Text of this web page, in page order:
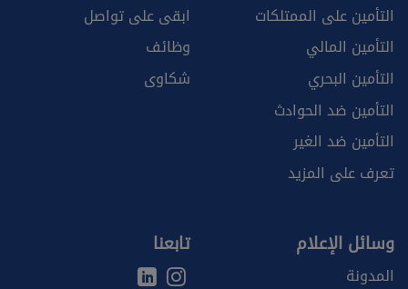
التأمين على الممتلكات
التأمين المالي
التأمين البحري
التأمين ضد الحوادث
التأمين ضد الغير
تعرف على المزيد
ابقى على تواصل
وظائف
شكاوى
وسائل الإعلام
المدونة
تابعنا